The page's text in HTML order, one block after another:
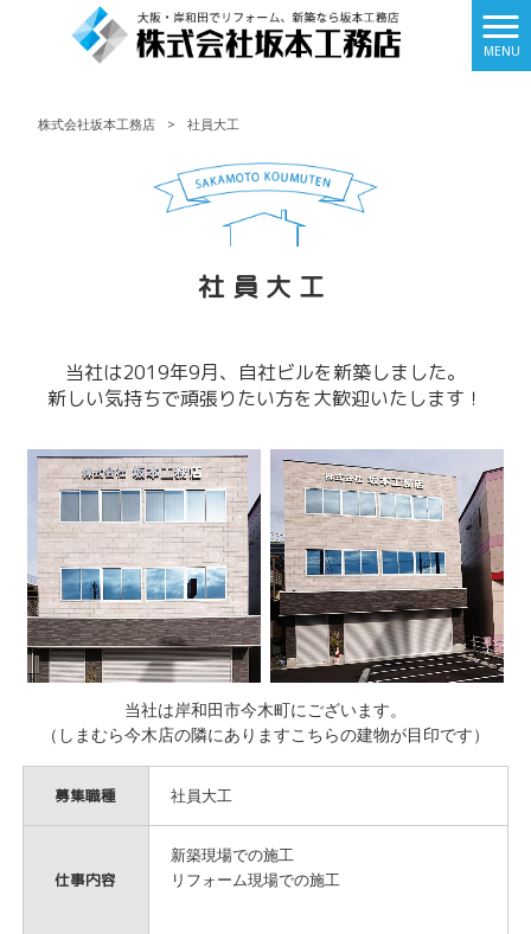
MENU
株式会社坂本工務店 > 社員大工
社員大工
当社は2019年9月、自社ビルを新築しました。
新しい気持ちで頑張りたい方を大歓迎いたします！
当社は岸和田市今木町にございます。
（しまむら今木店の隣にありますこちらの建物が目印です）
募集職種 社員大工
仕事内容
新築現場での施工
リフォーム現場での施工